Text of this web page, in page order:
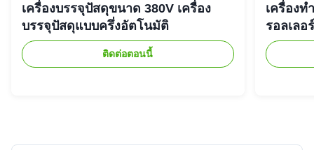
เครื่องบรรจุปัสดุขนาด 380V เครื่อง
บรรจุปัสดุแบบครึ่งอัตโนมัติ
ติดต่อตอนนี้
เครื่องทํ
รอลเลอร์